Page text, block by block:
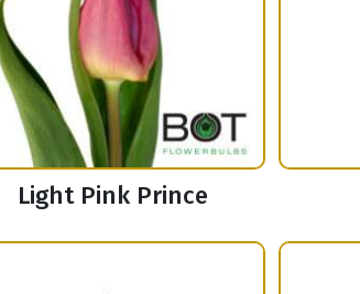
Light Pink Prince